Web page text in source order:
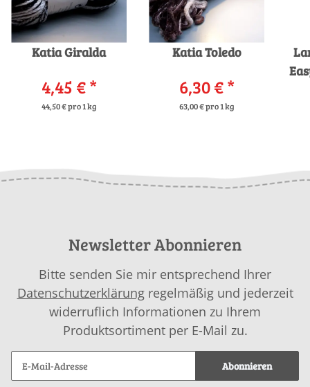
Katia Giralda
4,45 €*
44,50 € pro 1 kg
Katia Toledo
6,30 €*
63,00 € pro 1 kg
Newsletter Abonnieren
Bitte senden Sie mir entsprechend Ihrer
Datenschutzerklärungregelmäßig und jederzeit
widerruflich Informationen zu Ihrem
Produktsortiment per E-Mail zu.
Abonnieren